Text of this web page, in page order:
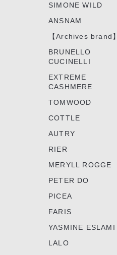
SIMONE WILD
ANSNAM
【Archives brand】
BRUNELLO
CUCINELLI
EXTREME
CASHMERE
TOMWOOD
COTTLE
AUTRY
RIER
MERYLL ROGGE
PETER DO
PICEA
FARIS
YASMINE ESLAMI
LALO